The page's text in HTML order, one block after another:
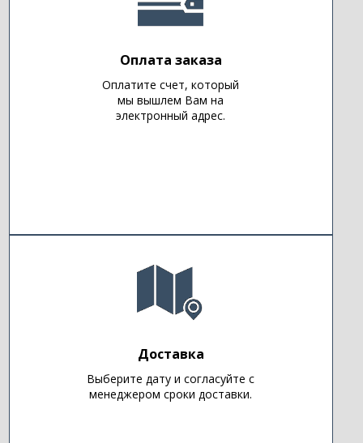
Оплата заказа
Оплатите счет, который
мы вышлем Вам на
электронный адрес.
Доставка
Выберите дату и согласуйте с
менеджером сроки доставки.